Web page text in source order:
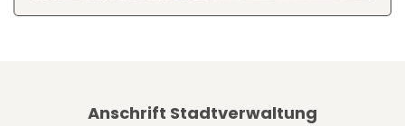
Anschrift Stadtverwaltung